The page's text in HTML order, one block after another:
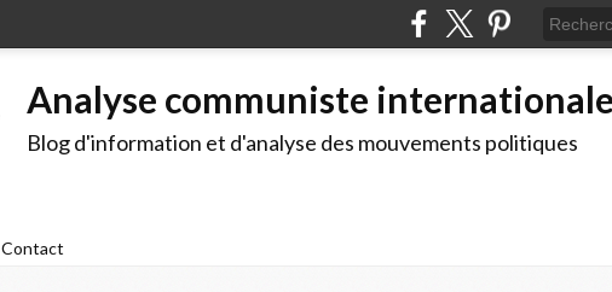
Analyse communiste internationale
Blog d'information et d'analyse des mouvements politiques
Contact